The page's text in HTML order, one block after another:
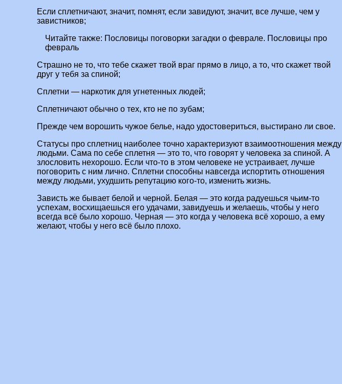
Если сплетничают, значит, помнят, если завидуют, значит, все лучше, чем у
завистников;
Читайте также: Пословицы поговорки загадки о феврале. Пословицы про
февраль
Страшно не то, что тебе скажет твой враг прямо в лицо, а то, что скажет твой
друг у тебя за спиной;
Сплетни — наркотик для угнетенных людей;
Сплетничают обычно о тех, кто не по зубам;
Прежде чем ворошить чужое белье, надо удостовериться, выстирано ли свое.
Статусы про сплетниц наиболее точно характеризуют взаимоотношения между
людьми. Сама по себе сплетня — это то, что говорят у человека за спиной. А
злословить нехорошо. Если что-то в этом человеке не устраивает, лучше
поговорить с ним лично. Сплетни способны навсегда испортить отношения
между людьми, ухудшить репутацию кого-то, изменить жизнь.
Зависть же бывает белой и черной. Белая — это когда радуешься чьим-то
успехам, восхищаешься его удачами, завидуешь и желаешь, чтобы у него
всегда всё было хорошо. Черная — это когда у человека всё хорошо, а ему
желают, чтобы у него всё было плохо.